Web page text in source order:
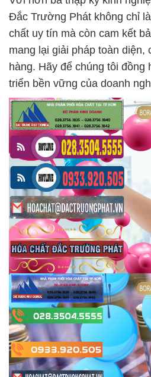
Đắc Trường Phát không chỉ
chất uy tín mà còn cam kết
mang lại giải pháp toàn diện,
hàng. Hãy để chúng tôi
triển bền vững của doanh